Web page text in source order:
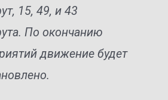
15, 49, и 43
По окончанию
движение будет